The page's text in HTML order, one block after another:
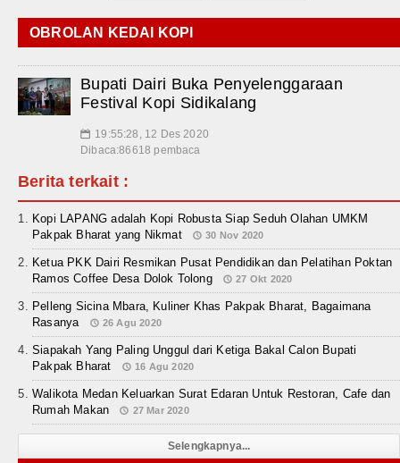
OBROLAN KEDAI KOPI
Bupati Dairi Buka Penyelenggaraan
Festival Kopi Sidikalang
📅 19:55:28, 12 Des 2020
Dibaca:86618 pembaca
Berita terkait :
Kopi LAPANG adalah Kopi Robusta Siap Seduh Olahan UMKM
Pakpak Bharat yang Nikmat
30 Nov 2020
Ketua PKK Dairi Resmikan Pusat Pendidikan dan Pelatihan Poktan
Ramos Coffee Desa Dolok Tolong
27 Okt 2020
Pelleng Sicina Mbara, Kuliner Khas Pakpak Bharat, Bagaimana
Rasanya
26 Agu 2020
Siapakah Yang Paling Unggul dari Ketiga Bakal Calon Bupati
Pakpak Bharat
16 Agu 2020
Walikota Medan Keluarkan Surat Edaran Untuk Restoran, Cafe dan
Rumah Makan
27 Mar 2020
Selengkapnya...